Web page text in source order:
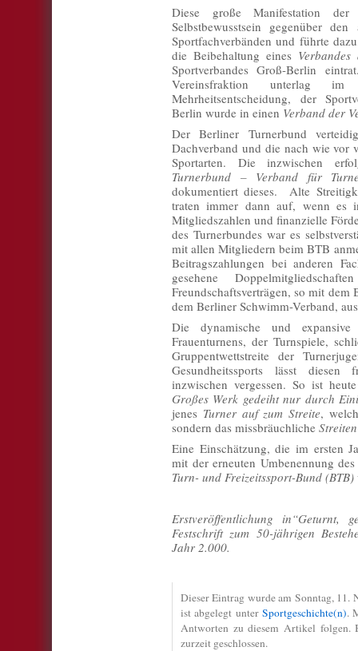
Diese große Manifestation
Selbstbewusstsein gegenüber
Sportfachverbänden und führte
die Beibehaltung eines Verbandes
Sportverbandes Groß-Berlin
Vereinsfraktion unterlag
Mehrheitsentscheidung, der
Berlin wurde in einen Verband der
Der Berliner Turnerbund
Dachverband und die nach wie vor
Sportarten. Die inzwischen
Turnerbund – Verband für
dokumentiert dieses. Alte
traten immer dann auf, wenn es
Mitgliedszahlen und finanzielle
des Turnerbundes war es
mit allen Mitgliedern beim BTB
Beitragszahlungen bei anderen
gesehene
Freundschaftsverträgen, so mit
dem Berliner Schwimm-Verband,
Die dynamische und
Frauenturnens, der Turnspiele,
Gruppentwettstreite der
Gesundheitssports lässt
inzwischen vergessen. So ist
Großes Werk gedeiht nur durch
jenes Turner auf zum Streite,
sondern das missbräuchliche
Eine Einschätzung, die im ersten
mit der erneuten Umbenennung
Turn- und Freizeitssport-Bund (BTB)
Erstveröffentlichung
Festschrift zum 50-jährigen
Jahr 2.000.
Dieser Eintrag wurde am Sonntag,
ist abgelegt unterSportgeschichte(n).
Antworten zu diesem Artikel folgen.
zurzeit geschlossen.